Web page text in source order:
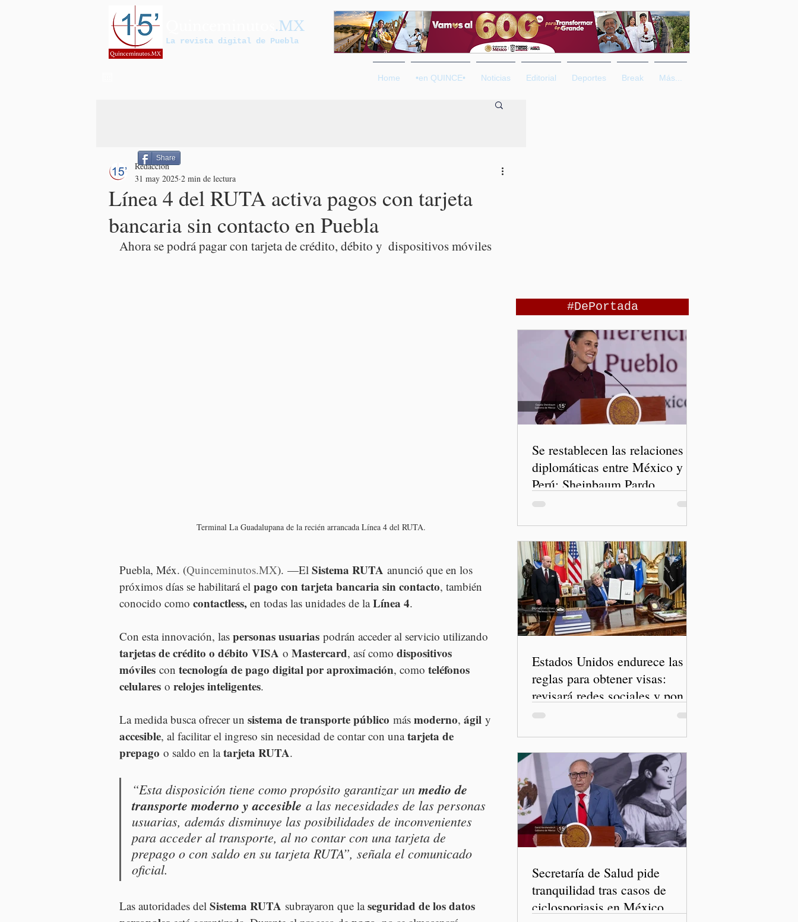
.MX
La revista digital de Puebla
Home •en QUINCE• Noticias Editorial Deportes Break Más...
Línea 4 del RUTA activa pagos con tarjeta
bancaria sin contacto en Puebla
Redacción
31 may 2025 2 min de lectura
Ahora se podrá pagar con tarjeta de crédito, débito y  dispositivos móviles
Terminal La Guadalupana de la recién arrancada Línea 4 del RUTA.
Puebla, Méx. (Quinceminutos.MX). —El Sistema RUTA anunció que en los
próximos días se habilitará el pago con tarjeta bancaria sin contacto, también
conocido como contactless, en todas las unidades de la Línea 4.
Con esta innovación, las personas usuarias podrán acceder al servicio utilizando
tarjetas de crédito o débito VISA o Mastercard, así como dispositivos
móviles con tecnología de pago digital por aproximación, como teléfonos
celulares o relojes inteligentes.
La medida busca ofrecer un sistema de transporte público más moderno, ágil y
accesible, al facilitar el ingreso sin necesidad de contar con una tarjeta de
prepago o saldo en la tarjeta RUTA.
“Esta disposición tiene como propósito garantizar un medio de
transporte moderno y accesible a las necesidades de las personas
usuarias, además disminuye las posibilidades de inconvenientes
para acceder al transporte, al no contar con una tarjeta de
prepago o con saldo en su tarjeta RUTA”, señala el comunicado
oficial.
Las autoridades del Sistema RUTA subrayaron que la seguridad de los datos
Share
#DePortada
Se restablecen las relaciones
diplomáticas entre México y
Perú: Sheinbaum Pardo
Estados Unidos endurece las
reglas para obtener visas:
revisará redes sociales y pone
freno al Turismo de Nacimiento
Secretaría de Salud pide
tranquilidad tras casos de
ciclosporiasis en México